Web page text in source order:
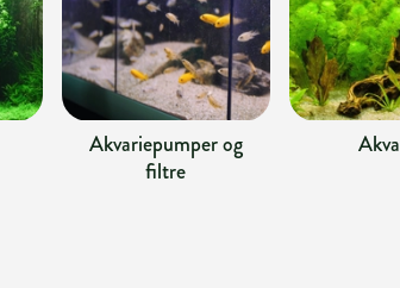
Akvariepumper og
filtre